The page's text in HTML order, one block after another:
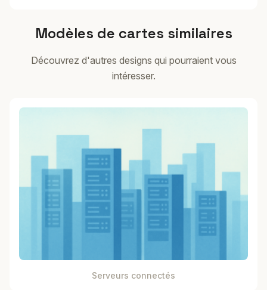
Modèles de cartes similaires
Découvrez d'autres designs qui pourraient vous
intéresser.
Serveurs connectés